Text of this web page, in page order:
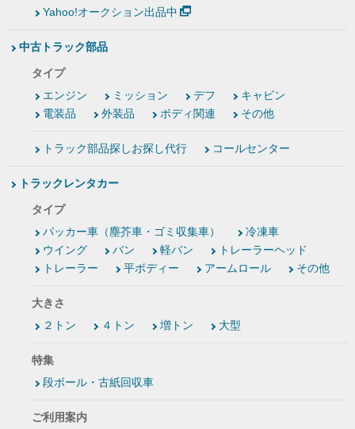
Yahoo!オークション出品中
中古トラック部品
タイプ
エンジン
ミッション デフ
キャビン
電装品
外装品 ボディ関連 その他
トラック部品探しお探し代行 コールセンター
トラックレンタカー
タイプ
パッカー車（塵芥車・ゴミ収集車）
冷凍車
ウイング
バン 軽バン
トレーラーヘッド
トレーラー
平ボディー アームロール その他
大きさ
２トン
４トン 増トン 大型
特集
段ボール・古紙回収車
ご利用案内